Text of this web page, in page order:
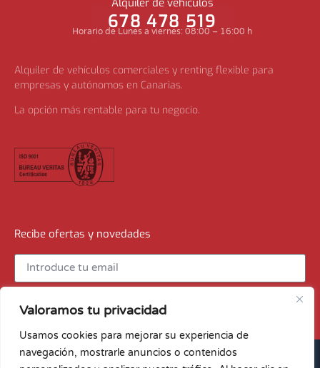
Valoramos tu privacidad
Usamos cookies para mejorar su experiencia de
navegación, mostrarle anuncios o contenidos
Alquiler de vehículos
678 478 519
Horario de Lunes a viernes: 08:00 – 16:00 h
Alquiler de vehículos comerciales y renting flexible para
empresas y autónomos en Canarias.
La opción más rentable para tu negocio.
Recibe ofertas y novedades
Recibir ofertas
© Archipiélago Renting · by